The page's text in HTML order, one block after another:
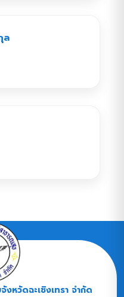
ล
หวัดฉะเชิงเทรา จำกัด